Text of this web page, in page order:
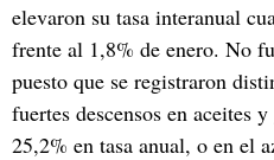
elevaron su tasa interanual
frente al 1,8% de enero. No
puesto que se registraron
fuertes descensos en aceites
25,2% en tasa anual, o en el